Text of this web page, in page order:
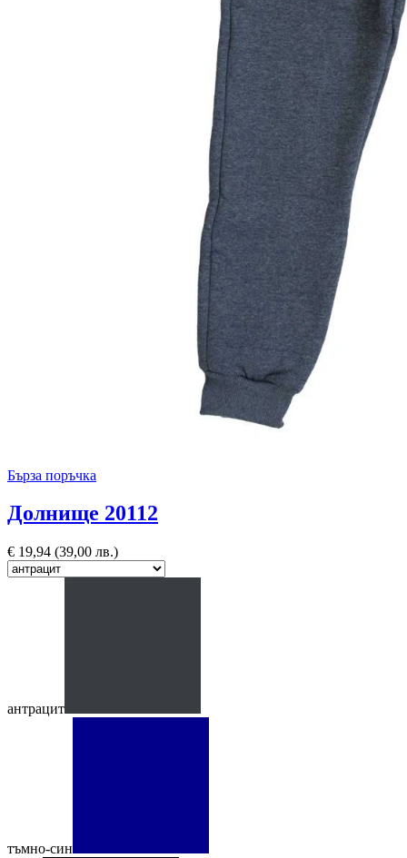
Бърза поръчка
Долнище 20112
€ 19,94 (39,00 лв.)
антрацит
тъмно-син